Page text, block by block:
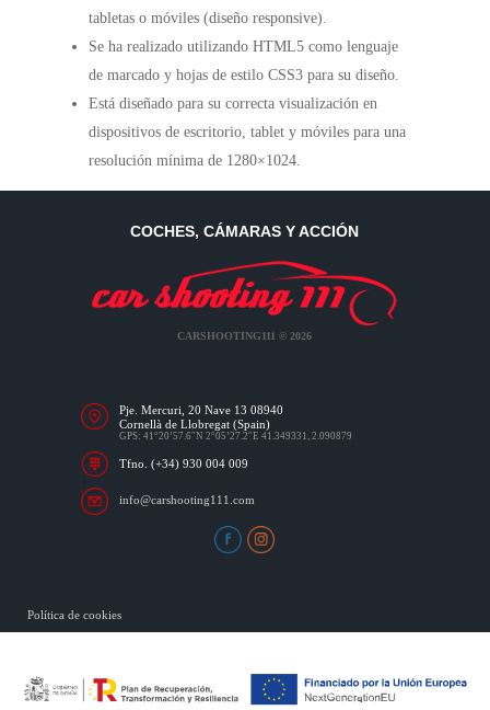
tabletas o móviles (diseño responsive).
Se ha realizado utilizando HTML5 como lenguaje
de marcado y hojas de estilo CSS3 para su diseño.
Está diseñado para su correcta visualización en
dispositivos de escritorio, tablet y móviles para una
resolución mínima de 1280×1024.
COCHES, CÁMARAS Y ACCIÓN
CARSHOOTING111 © 2026
Pje. Mercuri, 20 Nave 13 08940
Cornellà de Llobregat (Spain)
GPS: 41°20’57.6″N 2°05’27.2″E 41.349331, 2.090879
Tfno. (+34) 930 004 009
info@carshooting111.com
Política de cookies
Política de privacidad